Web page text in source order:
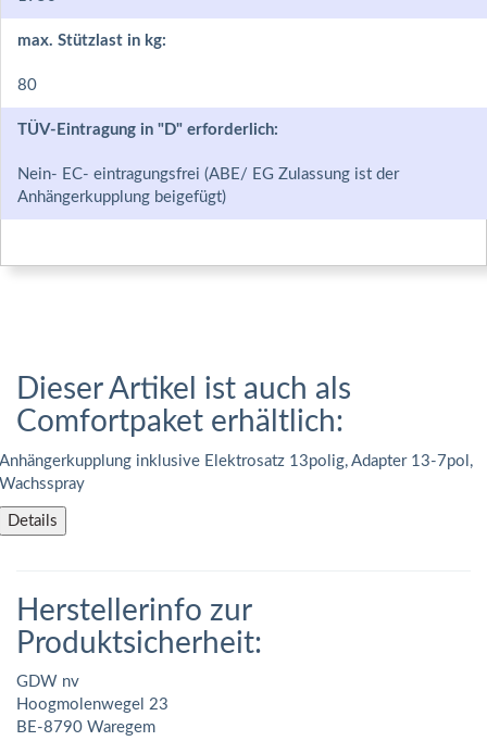
max. Stützlast in kg:
80
TÜV-Eintragung in "D" erforderlich:
Nein- EC- eintragungsfrei (ABE/ EG Zulassung ist der
Anhängerkupplung beigefügt)
Dieser Artikel ist auch als
Comfortpaket erhältlich:
Anhängerkupplung inklusive Elektrosatz 13polig, Adapter 13-7pol,
Wachsspray
Details
Herstellerinfo zur
Produktsicherheit:
GDW nv
Hoogmolenwegel 23
BE-8790 Waregem